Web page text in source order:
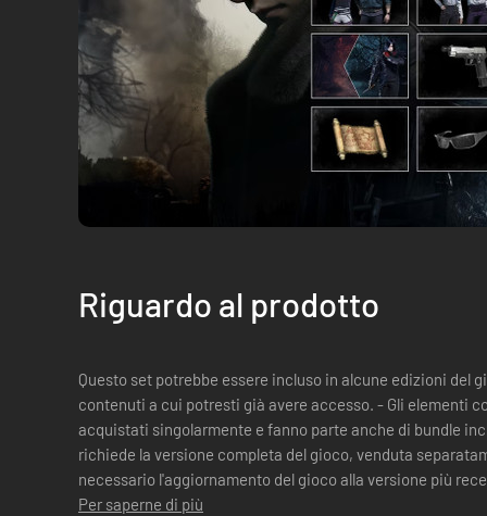
Riguardo al prodotto
Questo set potrebbe essere incluso in alcune edizioni del
contenuti a cui potresti già avere accesso. - Gli elementi
acquistati singolarmente e fanno parte anche di bundle
richiede la versione completa del gioco, venduta
necessario l'aggiornamento del gioco alla versione più recente. Il pacchetto include i
elementi: - Costumi...
Per saperne di più